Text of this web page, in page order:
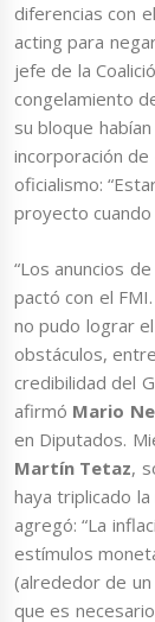
diferencias con
acting para
jefe de la
congelamiento
su bloque
incorporación
oficialismo:
proyecto cuando
“Los anuncios
pactó con el
no pudo lograr
obstáculos,
credibilidad del
afirmó Mario
en Diputados.
Martín Tetaz,
haya triplicado
agregó: “La
estímulos
(alrededor de un
que es